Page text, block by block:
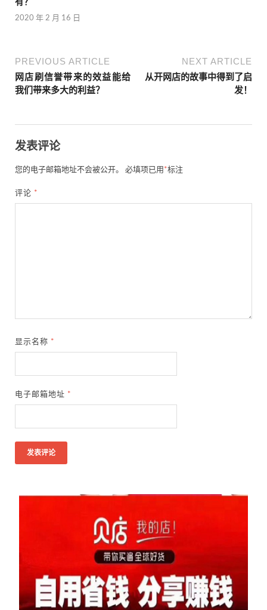
有？
2020 年 2 月 16 日
PREVIOUS ARTICLE
网店刷信誉带来的效益能给
我们带来多大的利益？
NEXT ARTICLE
从开网店的故事中得到了启
发！
发表评论
您的电子邮箱地址不会被公开。 必填项已用 *标注
评论 *
显示名称 *
电子邮箱地址 *